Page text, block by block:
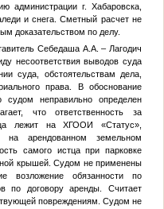
администрации г. Хабаровска,
и снега. Сметный расчет не
доказательством по делу.
Себедаша А.А. – Лагодич
несоответствия выводов суда
суда, обстоятельствам дела,
права. В обоснование
неправильно определен
что ответственность за
лежит на ХГООИ «Статус»,
на арендованном земельном
самого истца при парковке
крышей. Судом не применены
возложение обязанности по
по договору аренды. Считает
повреждениям. Судом не